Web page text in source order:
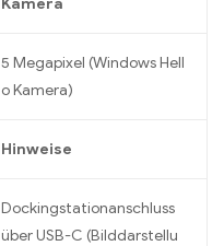
5 Megapixel (Windows Hell
o Kamera)
Hinweise
Dockingstationanschluss
über USB-C (Bilddarstellu